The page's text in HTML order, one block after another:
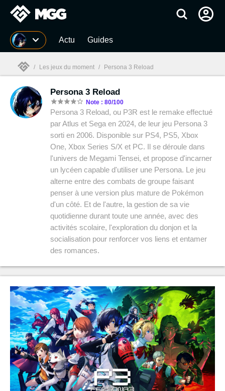
MGG Actu Guides
MGG
/ Les jeux du moment / Persona 3 Reload
Persona 3 Reload
Note : 80/100
Persona 3 Reload, ou P3R est le remake effectué
par Atlus et Sega en 2024, de leur jeu Persona 3
sorti en 2006. Disponible sur PS4, PS5, Xbox
One, Xbox Series S/X et PC. Il se déroule dans
l'univers de Megami Tensei, et propose d'incarner
un lycéen capable d'utiliser une Persona. Le jeu
alterne entre des combats de groupe faisant
penser à une version plus mature de Pokémon
d'un côté. Et de l'autre, la gestion de sa vie
quotidienne durant toute une année, avec des
activités scolaire, l'exploration du donjon et la
socialisation pour renforcer vos liens et entamer
des romances.